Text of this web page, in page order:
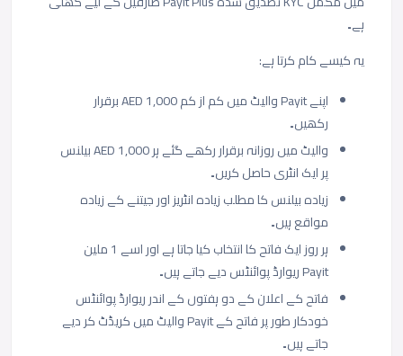
ہے۔
یہ کیسے کام کرتا ہے:
اپنے Payit والیٹ میں کم از کم AED 1,000 برقرار
رکھیں۔
والیٹ میں روزانہ برقرار رکھے گئے ہر AED 1,000 بیلنس
پر ایک انٹری حاصل کریں۔
زیادہ بیلنس کا مطلب زیادہ انٹریز اور جیتنے کے زیادہ
مواقع ہیں۔
ہر روز ایک فاتح کا انتخاب کیا جاتا ہے اور اسے 1 ملین
Payit ریوارڈ پوائنٹس دیے جاتے ہیں۔
فاتح کے اعلان کے دو ہفتوں کے اندر ریوارڈ پوائنٹس
خودکار طور پر فاتح کے Payit والیٹ میں کریڈٹ کر دیے
جاتے ہیں۔